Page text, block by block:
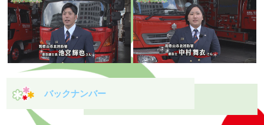
バックナンバー